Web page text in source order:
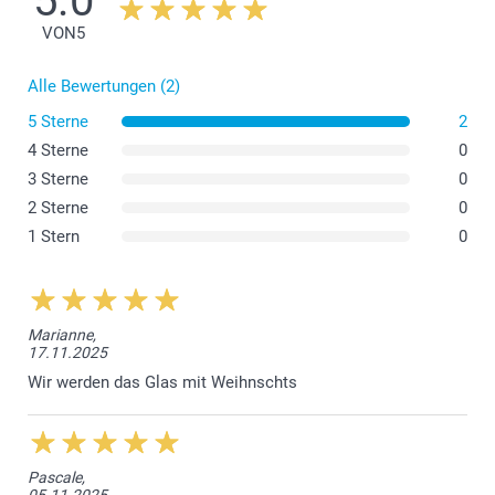
VON 5
Alle Bewertungen (2)
5 Sterne
2
4 Sterne
0
3 Sterne
0
2 Sterne
0
1 Stern
0
Marianne,
17.11.2025
Wir werden das Glas mit Weihnschts
Pascale,